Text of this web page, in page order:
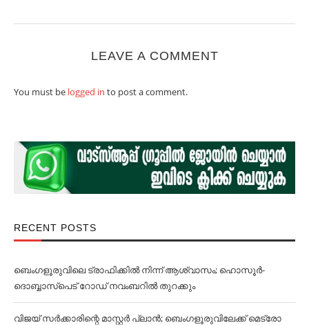
LEAVE A COMMENT
You must be logged in to post a comment.
RECENT POSTS
ബെംഗളൂരുവിലെ ട്രാഫിക്കില്‍ നിന്ന് ആശ്വാസം; ഹൊസൂര്‍-
ദൊബ്ബാസ്പെട് റോഡ് നവംബറില്‍ തുറക്കും
വിജയ് സര്‍ക്കാരിന്റെ മാസ്റ്റര്‍ പ്ലാന്‍; ബെംഗളൂരുവിലേക്ക് മെട്രോ